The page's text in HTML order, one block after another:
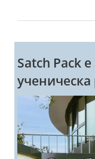
Satch Pack
ученическа